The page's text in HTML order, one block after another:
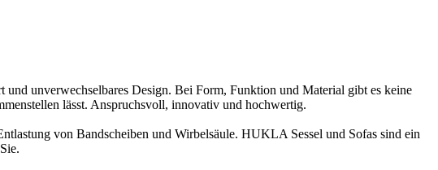
unverwechselbares Design. Bei Form, Funktion und Material gibt es keine
lässt. Anspruchsvoll, innovativ und hochwertig.
von Bandscheiben und Wirbelsäule. HUKLA Sessel und Sofas sind ein